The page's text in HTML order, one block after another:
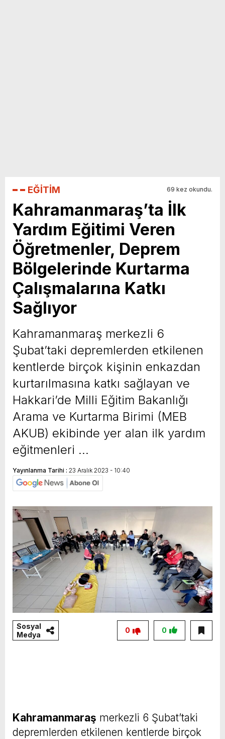
EĞİTİM 69 kez okundu.
Kahramanmaraş’ta İlk
Yardım Eğitimi Veren
Öğretmenler, Deprem
Bölgelerinde Kurtarma
Çalışmalarına Katkı
Sağlıyor
Kahramanmaraş merkezli 6
Şubat’taki depremlerden etkilenen
kentlerde birçok kişinin enkazdan
kurtarılmasına katkı sağlayan ve
Hakkari’de Milli Eğitim Bakanlığı
Arama ve Kurtarma Birimi (MEB
AKUB) ekibinde yer alan ilk yardım
eğitmenleri …
Yayınlanma Tarihi : 23 Aralık 2023 - 10:40
Sosyal
Medya
0
0
Kahramanmaraş merkezli 6 Şubat’taki
depremlerden etkilenen kentlerde birçok